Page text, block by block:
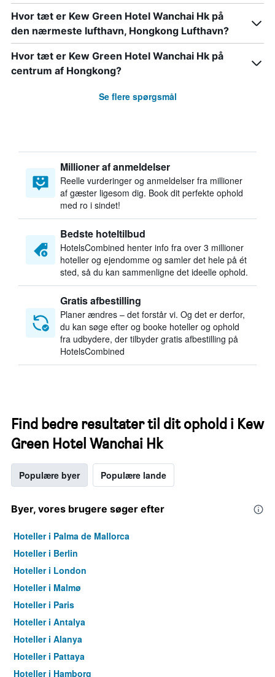
Hvor tæt er Kew Green Hotel Wanchai Hk på
den nærmeste lufthavn, Hongkong Lufthavn?
Hvor tæt er Kew Green Hotel Wanchai Hk på
centrum af Hongkong?
Se flere spørgsmål
Millioner af anmeldelser
Reelle vurderinger og anmeldelser fra millioner
af gæster ligesom dig. Book dit perfekte ophold
med ro i sindet!
Bedste hoteltilbud
HotelsCombined henter info fra over 3 millioner
hoteller og ejendomme og samler det hele på ét
sted, så du kan sammenligne det ideelle ophold.
Gratis afbestilling
Planer ændres – det forstår vi. Og det er derfor,
du kan søge efter og booke hoteller og ophold
fra udbydere, der tilbyder gratis afbestilling på
HotelsCombined
Find bedre resultater til dit ophold i Kew
Green Hotel Wanchai Hk
Populære byer Populære lande
Byer, vores brugere søger efter
Hoteller i Palma de Mallorca
Hoteller i Berlin
Hoteller i London
Hoteller i Malmø
Hoteller i Paris
Hoteller i Antalya
Hoteller i Alanya
Hoteller i Pattaya
Hoteller i Hamborg